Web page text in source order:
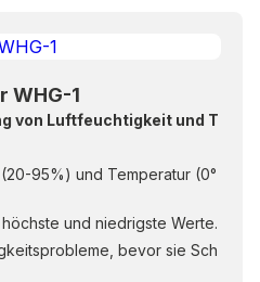
WHG-1
von Luftfeuchtigkeit und T
95%) und Temperatur (0°
und niedrigste Werte.
bevor sie Sch